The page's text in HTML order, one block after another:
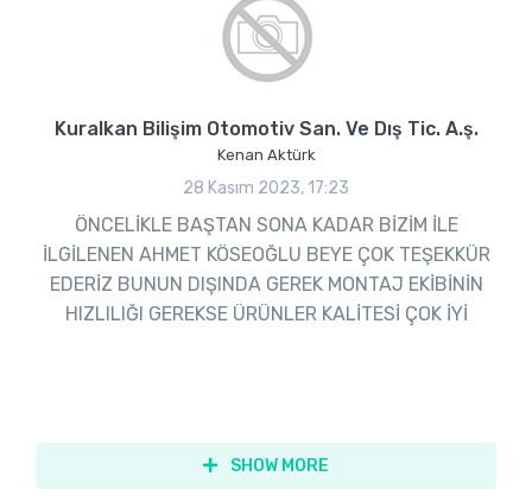
Kuralkan Bilişim Otomotiv San. Ve Dış Tic. A.ş.
Kenan Aktürk
28 Kasım 2023, 17:23
ÖNCELİKLE BAŞTAN SONA KADAR BİZİM İLE
İLGİLENEN AHMET KÖSEOĞLU BEYE ÇOK TEŞEKKÜR
EDERİZ BUNUN DIŞINDA GEREK MONTAJ EKİBİNİN
HIZLILIĞI GEREKSE ÜRÜNLER KALİTESİ ÇOK İYİ
SHOW MORE